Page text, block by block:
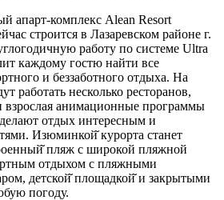
апарт-комплекс Alean Resort
строится в Лазаревском районе г.
работу по системе Ultra
каждому гостю найти все
и беззаботного отдыха. На
работать несколько ресторанов,
взрослая анимационные программы
отдых интересным и
Изюминкой̆ курорта станет
пляж с широкой пляжной
отдыхом с пляжными
детской̆ площадкой̆ и закрытыми
погоду.